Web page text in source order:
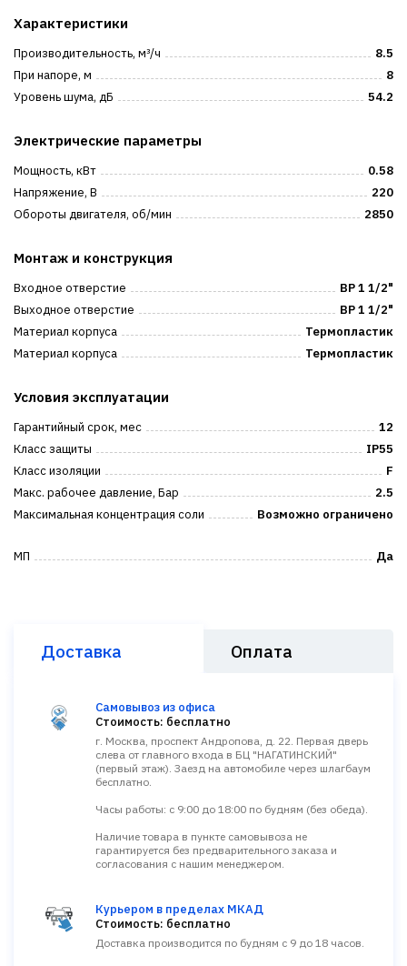
Характеристики
Производительность, м³/ч
8.5
При напоре, м
8
Уровень шума, дБ
54.2
Электрические параметры
Мощность, кВт
0.58
Напряжение, В
220
Обороты двигателя, об/мин
2850
Монтаж и конструкция
Входное отверстие
ВР 1 1/2"
Выходное отверстие
ВР 1 1/2"
Материал корпуса
Термопластик
Материал корпуса
Термопластик
Условия эксплуатации
Гарантийный срок, мес
12
Класс защиты
IP55
Класс изоляции
F
Макс. рабочее давление, Бар
2.5
Максимальная концентрация соли
Возможно ограничено
МП Да
Доставка Оплата
Самовывоз из офиса
Стоимость: бесплатно
г. Москва, проспект Андропова, д. 22. Первая дверь
слева от главного входа в БЦ "НАГАТИНСКИЙ"
(первый этаж). Заезд на автомобиле через шлагбаум
бесплатно.
Часы работы: с 9:00 до 18:00 по будням (без обеда).
Наличие товара в пункте самовывоза не
гарантируется без предварительного заказа и
согласования с нашим менеджером.
Курьером в пределах МКАД
Стоимость: бесплатно
Доставка производится по будням с 9 до 18 часов.